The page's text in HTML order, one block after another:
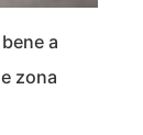
a
zona